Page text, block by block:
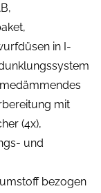
in I-
mit
(4x),
und
bezogen